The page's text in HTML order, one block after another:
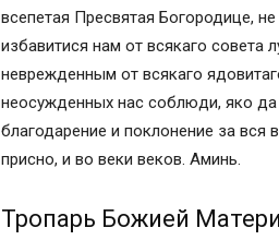
Молитва вторая
Каталог икон на сайте
Православные иконы
Меню сайта
Пользователь
Молитва Пресвятой
Молитва Божьей Матери
всепетая Пресвятая Богородице,
избавитися нам от всякаго совета
неврежденным от всякаго
неосужденных нас соблюди, яко
благодарение и поклонение за
присно, и во веки веков. Аминь.
Тропарь Божией